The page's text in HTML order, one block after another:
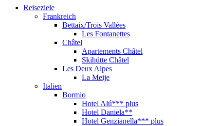
Reiseziele
Frankreich
Bettaix/Trois Vallées
Les Fontanettes
Châtel
Apartements Châtel
Skihütte Châtel
Les Deux Alpes
La Meije
Italien
Bormio
Hotel Alú*** plus
Hotel Daniela**
Hotel Genzianella*** plus